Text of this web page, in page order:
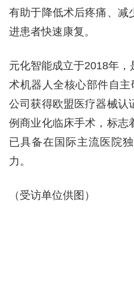
有助于降低术后疼痛、减
进患者快速康复。
元化智能成立于2018年
术机器人全核心部件自
公司获得欧盟医疗器械认
例商业化临床手术，标志
已具备在国际主流医院
力。
（受访单位供图）